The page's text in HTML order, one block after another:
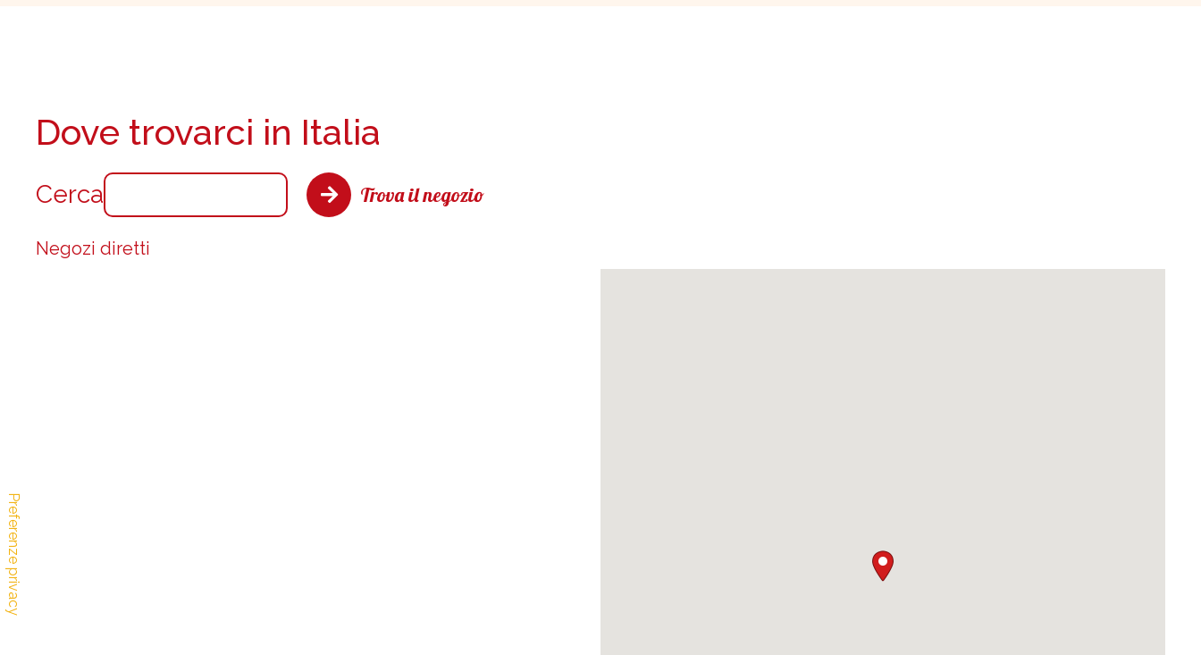
Cerca Trova il negozio
Dove trovarci in Italia
Negozi diretti